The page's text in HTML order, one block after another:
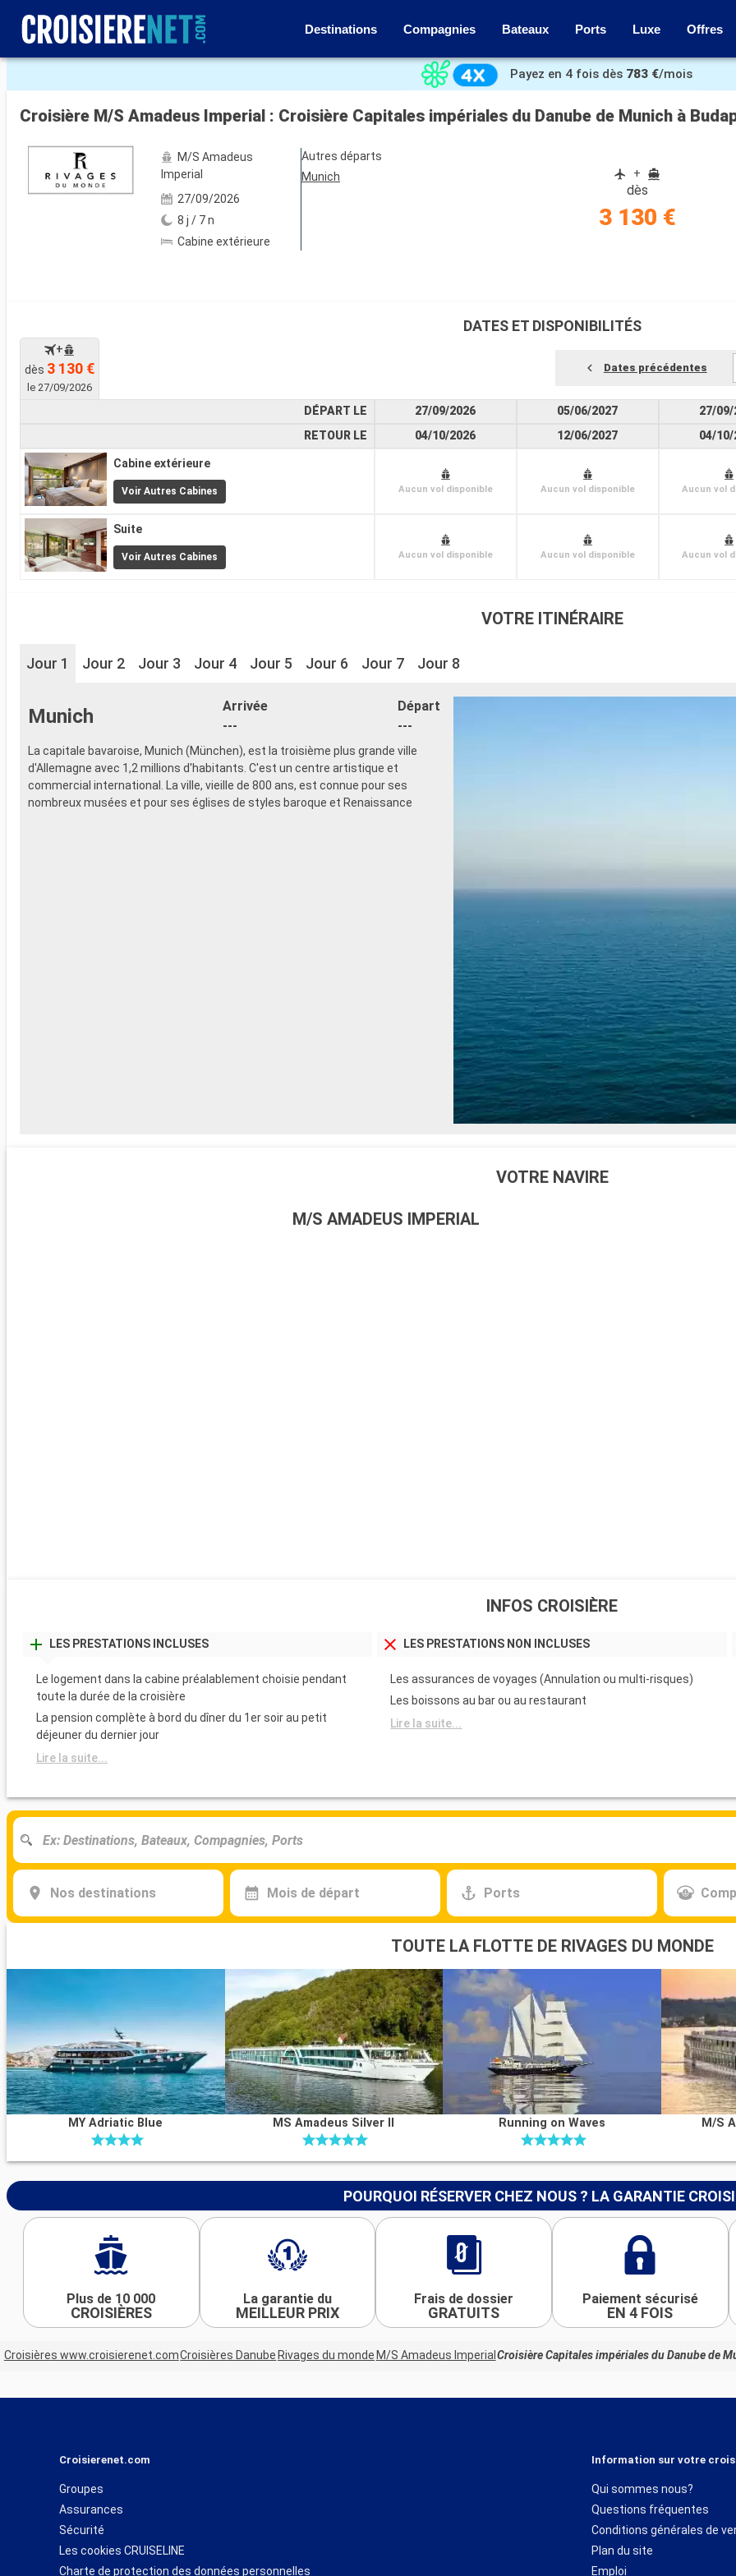
Destinations Compagnies Bateaux Ports Luxe Offres
Voir les 5 autres photos
Payez en 4 fois dès 783 €/mois
Croisière M/S Amadeus Imperial : Croisière Capitales impériales du Danube de Munich à
M/S Amadeus
Imperial
27/09/2026
8 j / 7 n
Cabine extérieure
Autres départs
Munich
+
dès
3 130 €
DATES ET DISPONIBILITÉS
+
dès 3 130 €
le 27/09/2026
Dates précédentes
DÉPART LE
RETOUR LE
Cabine extérieure
Voir Autres Cabines
Suite
Voir Autres Cabines
27/09/2026
04/10/2026
Aucun vol disponible
Aucun vol disponible
05/06/2027
12/06/2027
Aucun vol disponible
Aucun vol disponible
27/09/
04/10/
Aucun vol
Aucun vol
VOTRE ITINÉRAIRE
Jour 1 Jour 2 Jour 3 Jour 4 Jour 5 Jour 6 Jour 7 Jour 8
Munich
Arrivée
---
Départ
---
La capitale bavaroise, Munich (München), est la troisième plus grande ville
d'Allemagne avec 1,2 millions d'habitants. C'est un centre artistique et
commercial international. La ville, vieille de 800 ans, est connue pour ses
nombreux musées et pour ses églises de styles baroque et Renaissance
VOTRE NAVIRE
M/S AMADEUS IMPERIAL
INFOS CROISIÈRE
LES PRESTATIONS INCLUSES
Le logement dans la cabine préalablement choisie pendant
toute la durée de la croisière
La pension complète à bord du dîner du 1er soir au petit
déjeuner du dernier jour
Lire la suite...
LES PRESTATIONS NON INCLUSES
Les assurances de voyages (Annulation ou multi-risques)
Les boissons au bar ou au restaurant
Lire la suite...
Nos destinations Mois de départ Ports
TOUTE LA FLOTTE DE RIVAGES DU MONDE
MY Adriatic Blue MS Amadeus Silver II Running on Waves M/S
POURQUOI RÉSERVER CHEZ NOUS ? LA GARANTIE
Plus de 10 000
CROISIÈRES
La garantie du
MEILLEUR PRIX
Frais de dossier
GRATUITS
Paiement sécurisé
EN 4 FOIS
Croisières www.croisierenet.comCroisières Danube Rivages du monde M/S Amadeus Imperial Croisière Capitales impériales du Danube de
Croisierenet.com
Groupes
Assurances
Sécurité
Les cookies CRUISELINE
Charte de protection des données personnelles
Information sur votre
Qui sommes nous?
Questions fréquentes
Conditions générales de
Plan du site
Emploi